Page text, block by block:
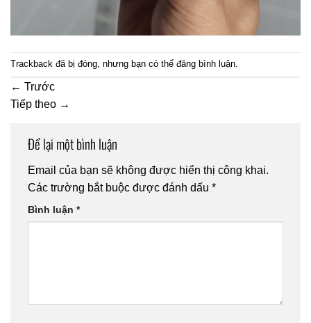
Trackback đã bị đóng, nhưng bạn có thể đăng bình luận.
← Trước
Tiếp theo →
Để lại một bình luận
Email của bạn sẽ không được hiển thị công khai.
Các trường bắt buộc được đánh dấu *
Bình luận *